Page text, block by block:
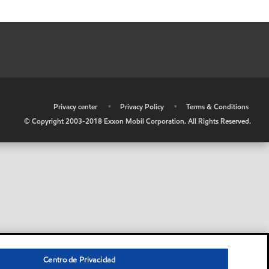
Privacy center • Privacy Policy •
Terms & Conditions
© Copyright 2003-2018 Exxon Mobil Corporation. All Rights Reserved.
Centro de Privacidad